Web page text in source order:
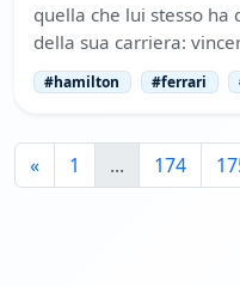
quella che lui stesso
della sua carriera:
#hamilton #ferrari
« 1 ... 174